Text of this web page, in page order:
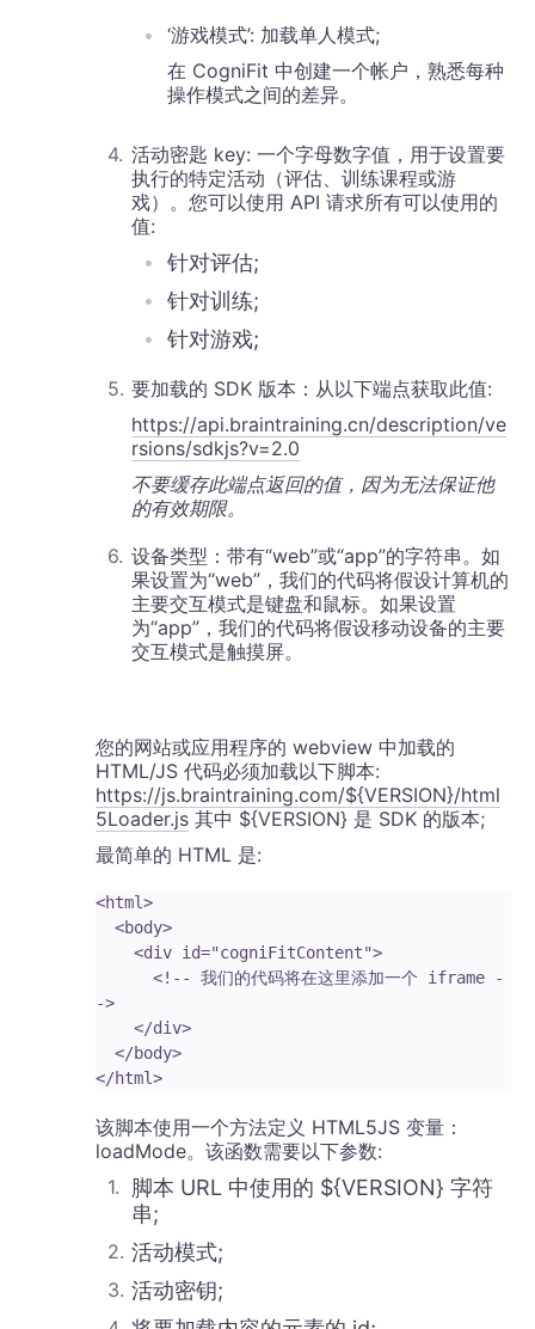
‘游戏模式’: 加载单人模式;
在 CogniFit 中创建一个帐户，熟悉每种
操作模式之间的差异。
活动密匙 key: 一个字母数字值，用于设置要
执行的特定活动（评估、训练课程或游
戏）。您可以使用 API 请求所有可以使用的
值:
针对评估;
针对训练;
针对游戏;
要加载的 SDK 版本：从以下端点获取此值:
https://api.braintraining.cn/description/ve
rsions/sdkjs?v=2.0
不要缓存此端点返回的值，因为无法保证他
的有效期限。
设备类型：带有“web”或“app”的字符串。如
果设置为“web”，我们的代码将假设计算机的
主要交互模式是键盘和鼠标。如果设置
为“app”，我们的代码将假设移动设备的主要
交互模式是触摸屏。
您的网站或应用程序的 webview 中加载的
HTML/JS 代码必须加载以下脚本:
https://js.braintraining.com/${VERSION}/html
5Loader.js 其中 ${VERSION} 是 SDK 的版本;
最简单的 HTML 是:
<html>
->
该脚本使用一个方法定义 HTML5JS 变量：
loadMode。该函数需要以下参数:
脚本 URL 中使用的 ${VERSION} 字符
串;
活动模式;
活动密钥;